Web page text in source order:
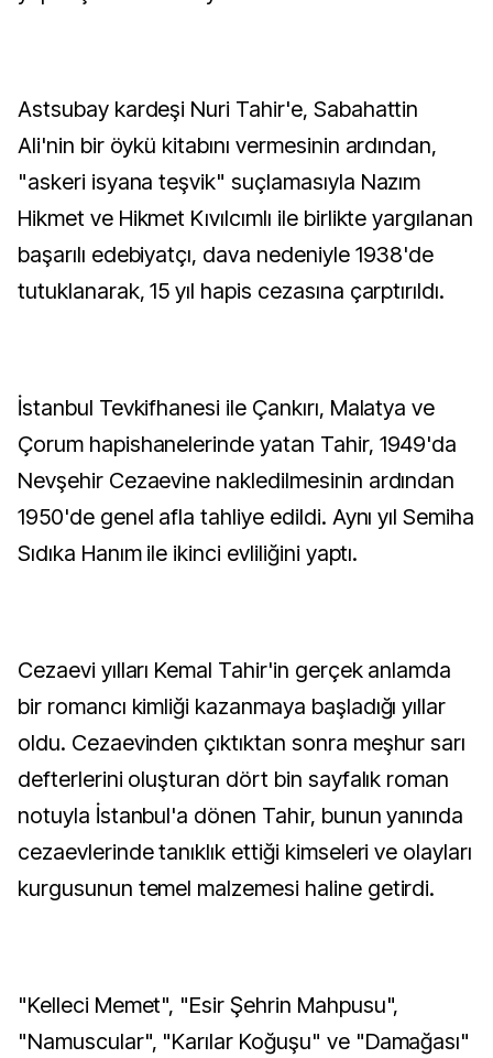
Astsubay kardeşi Nuri Tahir'e, Sabahattin
Ali'nin bir öykü kitabını vermesinin ardından,
"askeri isyana teşvik" suçlamasıyla Nazım
Hikmet ve Hikmet Kıvılcımlı ile birlikte yargılanan
başarılı edebiyatçı, dava nedeniyle 1938'de
tutuklanarak, 15 yıl hapis cezasına çarptırıldı.
İstanbul Tevkifhanesi ile Çankırı, Malatya ve
Çorum hapishanelerinde yatan Tahir, 1949'da
Nevşehir Cezaevine nakledilmesinin ardından
1950'de genel afla tahliye edildi. Aynı yıl Semiha
Sıdıka Hanım ile ikinci evliliğini yaptı.
Cezaevi yılları Kemal Tahir'in gerçek anlamda
bir romancı kimliği kazanmaya başladığı yıllar
oldu. Cezaevinden çıktıktan sonra meşhur sarı
defterlerini oluşturan dört bin sayfalık roman
notuyla İstanbul'a dönen Tahir, bunun yanında
cezaevlerinde tanıklık ettiği kimseleri ve olayları
kurgusunun temel malzemesi haline getirdi.
"Kelleci Memet", "Esir Şehrin Mahpusu",
"Namuscular", "Karılar Koğuşu" ve "Damağası"